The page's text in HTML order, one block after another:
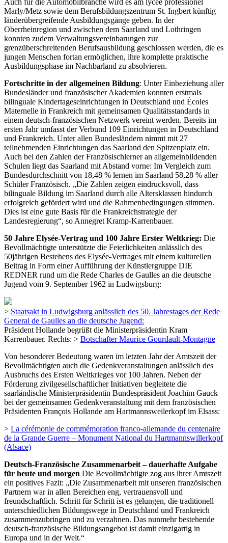
Auch für die Automobilbranche wird es am lycée professionel
Marly/Metz sowie dem Berufsbildungszentrum St. Ingbert künftig
länderübergreifende Ausbildungsgänge geben. In der
Oberrheinregion und zwischen dem Saarland und Lothringen
konnten zudem Verwaltungsvereinbarungen zur
grenzüberschreitenden Berufsausbildung geschlossen werden, die es
jungen Menschen fortan ermöglichen, ihre komplette praktische
Ausbildungsphase im Nachbarland zu absolvieren.
Fortschritte in der allgemeinen Bildung: Unter Einbeziehung aller
Bundesländer und französischer Akademien konnten erstmals
bilinguale Kindertageseinrichtungen in Deutschland und Écoles
Maternelle in Frankreich mit gemeinsamen Qualitätsstandards in
einem deutsch-französischen Netzwerk vereint werden. Bereits im
ersten Jahr umfasst der Verbund 109 Einrichtungen in Deutschland
und Frankreich. Unter allen Bundesländern nimmt mit 27
teilnehmenden Einrichtungen das Saarland den Spitzenplatz ein.
Auch bei den Zahlen der Französischlerner an allgemeinbildenden
Schulen liegt das Saarland mit Abstand vorne: Im Vergleich zum
Bundesdurchschnitt von 18,48 % lernen im Saarland 58,28 % aller
Schüler Französisch. „Die Zahlen zeigen eindrucksvoll, dass
bilinguale Bildung im Saarland durch alle Altersklassen hindurch
erfolgreich gefördert wird und die Rahmenbedingungen stimmen.
Dies ist eine gute Basis für die Frankreichstrategie der
Landesregierung“, so Annegret Kramp-Karrenbauer.
50 Jahre Elysée-Vertrag und 100 Jahre Erster Weltkrieg: Die
Bevollmächtigte unterstützte die Feierlichkeiten anlässlich des
50jährigen Bestehens des Elysée-Vertrages mit einem kulturellen
Beitrag in Form einer Aufführung der Künstlergruppe DIE
REDNER rund um die Rede Charles de Gaulles an die deutsche
Jugend vom 9. September 1962 in Ludwigsburg:
> Staatsakt in Ludwigsburg anlässlich des 50. Jahrestages der Rede
General de Gaulles an die deutsche Jugend:
Präsident Hollande begrüßt die Ministerpräsidentin Kram
Karrenbauer. Rechts: > Botschafter Maurice Gourdault-Montagne
Von besonderer Bedeutung waren im letzten Jahr der Amtszeit der
Bevollmächtigten auch die Gedenkveranstaltungen anlässlich des
Ausbruchs des Ersten Weltkrieges vor 100 Jahren. Neben der
Förderung zivilgesellschaftlicher Initiativen begleitete die
saarländische Ministerpräsidentin Bundespräsident Joachim Gauck
bei der gemeinsamen Gedenkveranstaltung mit dem französischen
Präsidenten François Hollande am Hartmannsweilerkopf im Elsass:
> La cérémonie de commémoration franco-allemande du centenaire
de la Grande Guerre – Monument National du Hartmannswillerkopf
(Alsace)
Deutsch-Französische Zusammenarbeit – dauerhafte Aufgabe
für heute und morgen Die Bevollmächtigte zog aus ihrer Amtszeit
ein positives Fazit: „Die Zusammenarbeit mit unseren französischen
Partnern war in allen Bereichen eng, vertrauensvoll und
freundschaftlich. Schritt für Schritt ist es gelungen, die traditionell
unterschiedlichen Bildungswege in Deutschland und Frankreich
zusammenzubringen und zu verzahnen. Das nunmehr bestehende
deutsch-französische Bildungsangebot ist damit einzigartig in
Europa und in der Welt.“